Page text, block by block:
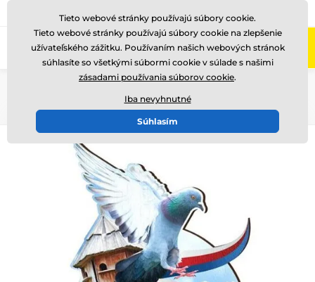
Zavolajte nám (Po-Pi 8-17) +421220255160
Tieto webové stránky používajú súbory cookie.
Tieto webové stránky používajú súbory cookie na zlepšenie
užívateľského zážitku. Používaním našich webových stránok
súhlasíte so všetkými súbormi cookie v súlade s našimi
zásadami používania súborov cookie.
Iba nevyhnutné
Súhlasím